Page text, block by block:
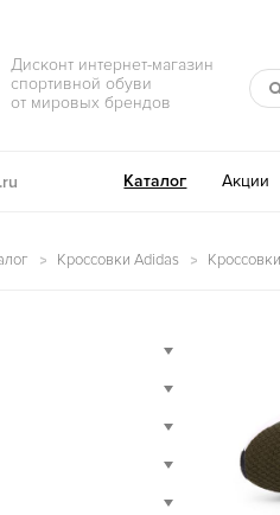
Дисконт интернет-магазин
спортивной обуви
от мировых брендов
Каталог Акции
Кроссовки Adidas